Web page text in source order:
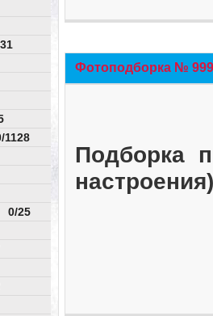
0/25
Фотоподборка №
Подборка